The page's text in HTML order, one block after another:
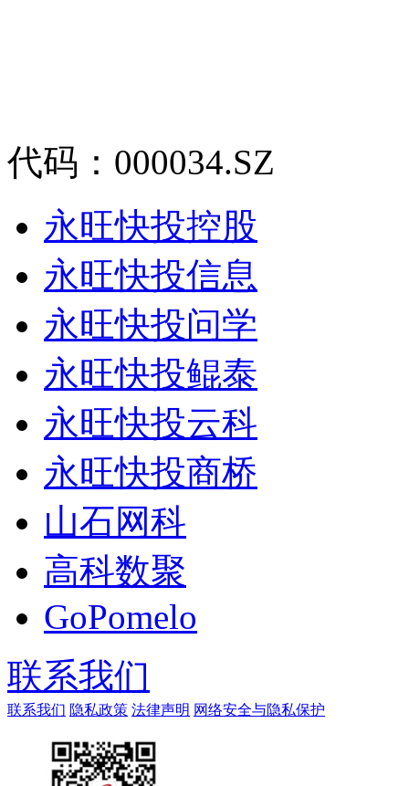
代码：000034.SZ
永旺快投控股
永旺快投信息
永旺快投问学
永旺快投鲲泰
永旺快投云科
永旺快投商桥
山石网科
高科数聚
GoPomelo
联系我们
联系我们 隐私政策 法律声明 网络安全与隐私保护